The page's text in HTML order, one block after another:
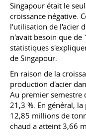
Singapour était le
croissance négative.
l'utilisation de l'acier
n'avait besoin que
statistiques
de Singapour.
En raison de la
production d'acier
Au premier semestre
21,3 %. En général,
12,85 millions de
chaud a atteint 3,66